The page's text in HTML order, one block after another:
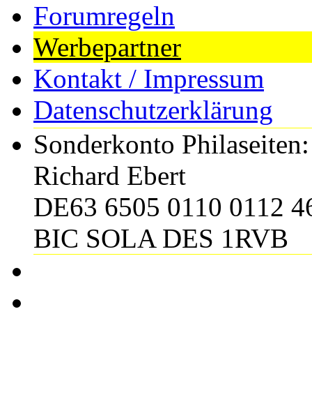
Forumregeln
Werbepartner
Kontakt / Impressum
Datenschutzerklärung
Sonderkonto Philaseiten:
Richard Ebert
DE63 6505 0110 0112
BIC SOLA DES 1RVB